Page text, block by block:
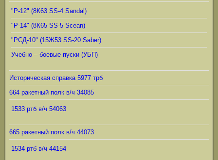
"Р-12" (8К63 SS-4 Sandal)
"Р-14" (8К65 SS-5 Scean)
"РСД-10" (15Ж53 SS-20 Saber)
Учебно – боевые пуски (УБП)
Историческая справка 5977 трб
664 ракетный полк в/ч 34085
1533 ртб в/ч 54063
665 ракетный полк в/ч 44073
1534 ртб в/ч 44154